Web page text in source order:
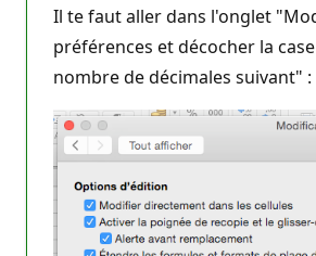
Il te faut aller dans l'onglet
préférences et décocher la
nombre de décimales suivant" :